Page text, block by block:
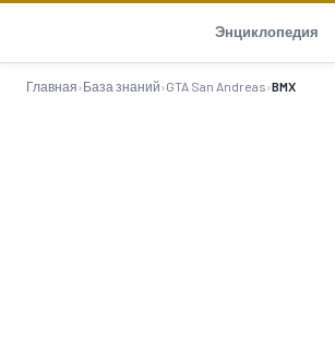
Энциклопедия
Главная›База знаний›GTA San Andreas›BMX